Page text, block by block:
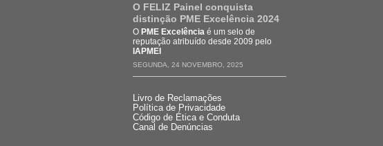
O FELIZ Painel conquista
distinção PME Excelência 2024
O PME Excelência é um selo de
reputação atribuído desde 2009 pelo
IAPMEI
SEGUNDA, 24 NOVEMBRO, 2025
Livro de Reclamações
Política de Privacidade
Código de Ética e Conduta
Canal de Denúncias